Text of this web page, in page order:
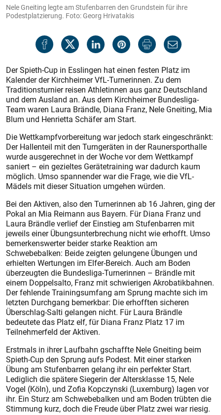
Nele Gneiting legte am Stufenbarren den Grundstein für ihre
Podestplatzierung. Foto: Georg Hrivatakis
Der Spieth-Cup in Esslingen hat einen festen Platz im
Kalender der Kirchheimer VfL-Turnerinnen. Zu dem
Traditionsturnier reisen Athletinnen aus ganz Deutschland
und dem Ausland an. Aus dem Kirchheimer Bundesliga-
Team waren Laura Brändle, Diana Franz, Nele Gneiting, Mia
Blum und Henrietta Schäfer am Start.
Die Wettkampfvorbereitung war jedoch stark eingeschränkt:
Der Hallenteil mit den Turngeräten in der Raunersporthalle
wurde ausgerechnet in der Woche vor dem Wettkampf
saniert – ein gezieltes Gerätetraining war dadurch kaum
möglich. Umso spannender war die Frage, wie die VfL-
Mädels mit dieser Situation umgehen würden.
Bei den Aktiven, also den Turnerinnen ab 16 Jahren, ging der
Pokal an Mia Reimann aus Bayern. Für Diana Franz und
Laura Brändle verlief der Einstieg am Stufenbarren mit
jeweils einer Übungsunterbrechung nicht wie erhofft. Umso
bemerkenswerter beider starke Reaktion am
Schwebebalken: Beide zeigten gelungene Übungen und
erhielten Wertungen im Elfer-Bereich. Auch am Boden
überzeugten die Bundesliga-Turnerinnen – Brändle mit
einem Doppelsalto, Franz mit schwierigen Akrobatikbahnen.
Der fehlende Trainingsumfang am Sprung machte sich im
letzten Durchgang bemerkbar: Die erhofften sicheren
Überschlag-Salti gelangen nicht. Für Laura Brändle
bedeutete das Platz elf, für Diana Franz Platz 17 im
Teilnehmerfeld der Aktiven.
Erstmals in ihrer Laufbahn gschaffte Nele Gneiting beim
Spieth-Cup den Sprung aufs Podest. Mit einer starken
Übung am Stufenbarren gelang ihr ein perfekter Start.
Lediglich die spätere Siegerin der Altersklasse 15, Nele
Vogel (Köln), und Zofia Kopczynski (Luxemburg) lagen vor
ihr. Ein Sturz am Schwebebalken und am Boden trübten die
Stimmung kurz, doch die Freude über Platz zwei war riesig.